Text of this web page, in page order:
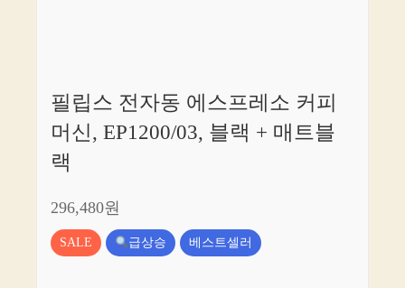
필립스 전자동 에스프레소 커피
머신, EP1200/03, 블랙 + 매트블
랙
296,480원
SALE 급상승 베스트셀러